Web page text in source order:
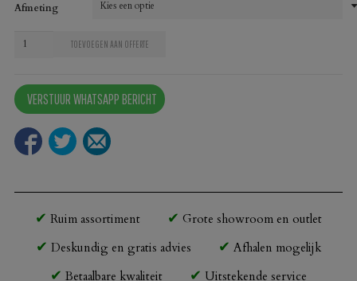
Afmeting
Tafel
Ecco
aantal
TOEVOEGEN AAN OFFERTE
VERSTUUR WHATSAPP BERICHT
Ruim assortiment
Grote showroom en outlet
Deskundig en gratis advies
Afhalen mogelijk
Betaalbare kwaliteit
Uitstekende service